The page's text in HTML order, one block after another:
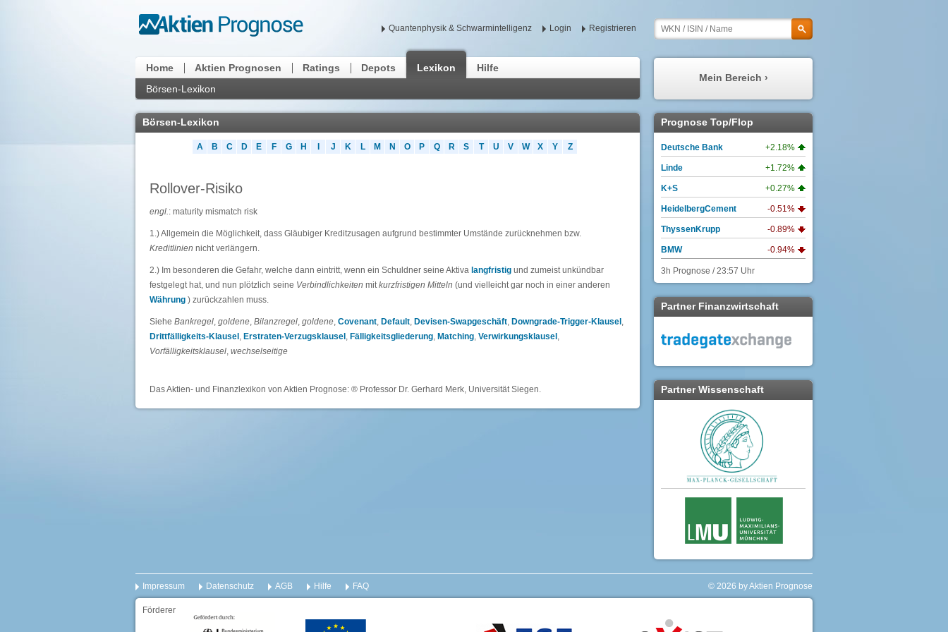
Quantenphysik & Schwarmintelligenz Login Registrieren
Home Aktien Prognosen Ratings Depots
Lexikon
Börsen-Lexikon
Hilfe
Mein Bereich ›
Meine Prognosen
Meine Watchlist
Mein Profil
Meine Nachrichten
Börsen-Lexikon
A B C D E F G H J K L M N O P Q R S T U V W X Y Z
Rollover-Risiko
engl.: maturity mismatch risk
1.) Allgemein die Möglichkeit, dass Gläubiger Kreditzusagen aufgrund bestimmter Umstände zurücknehmen bzw.
Kreditlinien nicht verlängern.
2.) Im besonderen die Gefahr, welche dann eintritt, wenn ein Schuldner seine Aktiva langfristig und zumeist unkündbar
festgelegt hat, und nun plötzlich seine Verbindlichkeiten mitkurzfristigen Mitteln (und vielleicht gar noch in einer anderen
Währung ) zurückzahlen muss.
Siehe Bankregel, goldene, Bilanzregel, goldene, Covenant, Default, Devisen-Swapgeschäft, Downgrade-Trigger-Klausel ,
Drittfälligkeits-Klausel , Erstraten-Verzugsklausel , Fälligkeitsgliederung, Matching, Verwirkungsklausel ,
Vorfälligkeitsklausel, wechselseitige
Das Aktien- und Finanzlexikon von Aktien Prognose: ® Professor Dr. Gerhard Merk, Universität Siegen.
Prognose Top/Flop
Deutsche Bank +2.18%
Linde +1.72%
K+S +0.27%
HeidelbergCement -0.51%
ThyssenKrupp -0.89%
BMW -0.94%
3h Prognose / 23:57 Uhr
Partner Finanzwirtschaft
Partner Wissenschaft
Impressum Datenschutz AGB Hilfe FAQ © 2026 by Aktien Prognose
Förderer